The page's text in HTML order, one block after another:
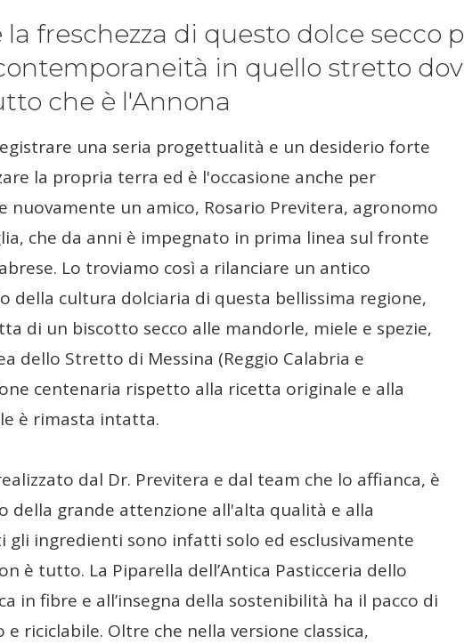
freschezza di questo dolce secco
in quello stretto
che è l'Annona
una seria progettualità e un desiderio forte
la propria terra ed è l'occasione anche per
nuovamente un amico, Rosario Previtera, agronomo
che da anni è impegnato in prima linea sul fronte
Lo troviamo così a rilanciare un antico
cultura dolciaria di questa bellissima regione,
di un biscotto secco alle mandorle, miele e spezie,
dello Stretto di Messina (Reggio Calabria e
centenaria rispetto alla ricetta originale e alla
è rimasta intatta.
dal Dr. Previtera e dal team che lo affianca, è
della grande attenzione all'alta qualità e alla
ingredienti sono infatti solo ed esclusivamente
è tutto. La Piparella dell’Antica Pasticceria dello
in fibre e all’insegna della sostenibilità ha il pacco di
riciclabile. Oltre che nella versione classica,